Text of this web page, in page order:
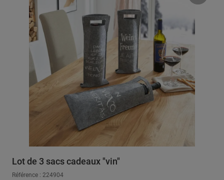
Lot de 3 sacs cadeaux "vin"
Référence : 224904